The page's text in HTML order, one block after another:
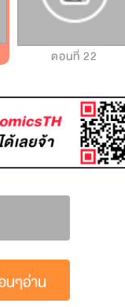
ตอนที่ 22